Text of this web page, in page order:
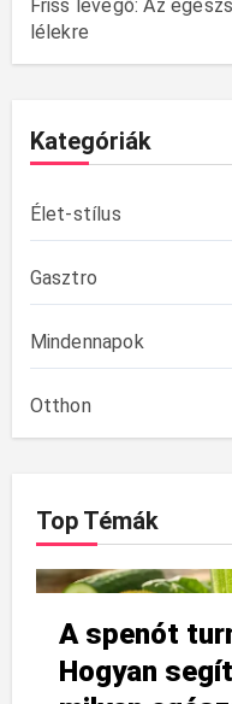
Friss levegő: Az
lélekre
Kategóriák
Élet-stílus
Gasztro
Mindennapok
Otthon
Top Témák
A spenót
Hogyan